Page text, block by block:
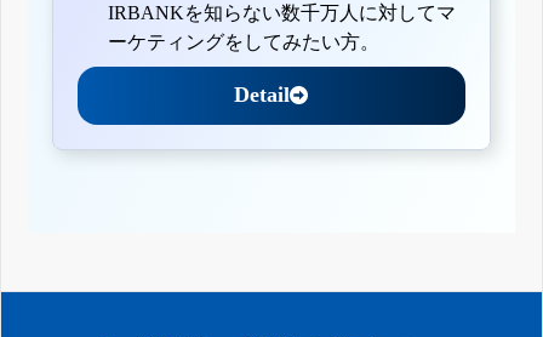
IRBANKを知らない数千万人に対してマ
ーケティングをしてみたい方。
Detail